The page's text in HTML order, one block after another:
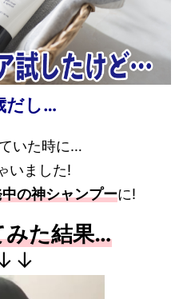
だし…
いた時に…
いました!
の神シャンプーに!
みた結果…